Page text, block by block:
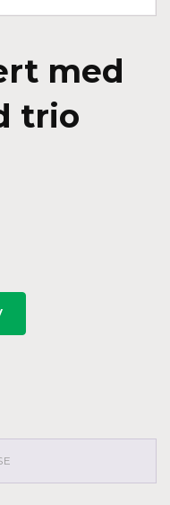
med
trio